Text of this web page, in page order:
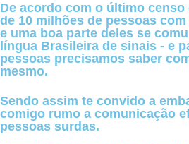
De acordo com o último
de 10 milhões de pessoas
e uma boa parte deles se
língua Brasileira de sinais - e
pessoas precisamos saber
mesmo.
Sendo assim te convido a
comigo rumo a comunicação
pessoas surdas.